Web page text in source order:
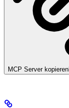
MCP Server kopieren